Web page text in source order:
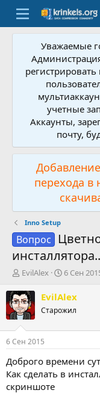
Уважаемые
учетные
Аккаунты,
почту,
перехода в
Inno Setup
Вопрос
А
т
о
р
т
м
ы
EvilAlex
Д
т
н
а
л
6 Сен
EvilAlex
Старожил
6 Сен 2015
Доброго времени
Как сделать в
скриншоте